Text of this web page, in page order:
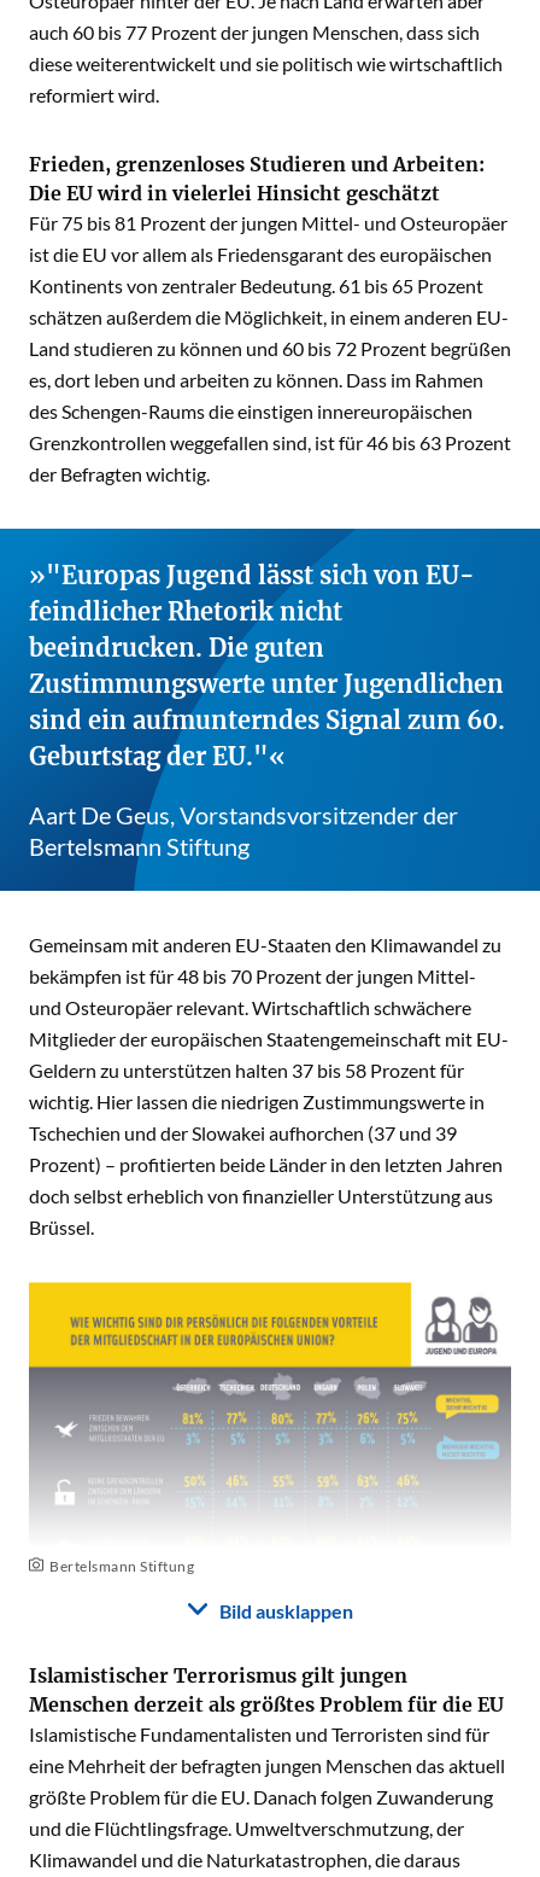
auch 60 bis 77 Prozent der jungen Menschen, dass sich
diese weiterentwickelt und sie politisch wie wirtschaftlich
reformiert wird.
Frieden, grenzenloses Studieren und Arbeiten:
Die EU wird in vielerlei Hinsicht geschätzt
Für 75 bis 81 Prozent der jungen Mittel- und Osteuropäer
ist die EU vor allem als Friedensgarant des europäischen
Kontinents von zentraler Bedeutung. 61 bis 65 Prozent
schätzen außerdem die Möglichkeit, in einem anderen EU-
Land studieren zu können und 60 bis 72 Prozent begrüßen
es, dort leben und arbeiten zu können. Dass im Rahmen
des Schengen-Raums die einstigen innereuropäischen
Grenzkontrollen weggefallen sind, ist für 46 bis 63 Prozent
der Befragten wichtig.
"Europas Jugend lässt sich von EU-
feindlicher Rhetorik nicht
beeindrucken. Die guten
Zustimmungswerte unter Jugendlichen
sind ein aufmunterndes Signal zum 60.
Geburtstag der EU."
Aart De Geus, Vorstandsvorsitzender der
Bertelsmann Stiftung
Gemeinsam mit anderen EU-Staaten den Klimawandel zu
bekämpfen ist für 48 bis 70 Prozent der jungen Mittel-
und Osteuropäer relevant. Wirtschaftlich schwächere
Mitglieder der europäischen Staatengemeinschaft mit EU-
Geldern zu unterstützen halten 37 bis 58 Prozent für
wichtig. Hier lassen die niedrigen Zustimmungswerte in
Tschechien und der Slowakei aufhorchen (37 und 39
Prozent) – profitierten beide Länder in den letzten Jahren
doch selbst erheblich von finanzieller Unterstützung aus
Brüssel.
Bertelsmann Stiftung
Bild ausklappen
Islamistischer Terrorismus gilt jungen
Menschen derzeit als größtes Problem für die EU
Islamistische Fundamentalisten und Terroristen sind für
eine Mehrheit der befragten jungen Menschen das aktuell
größte Problem für die EU. Danach folgen Zuwanderung
und die Flüchtlingsfrage. Umweltverschmutzung, der
Klimawandel und die Naturkatastrophen, die daraus